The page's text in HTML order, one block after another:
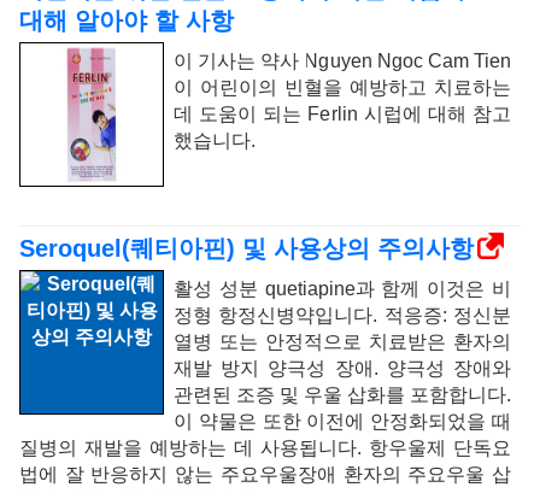
대해 알아야 할 사항
이 기사는 약사 Nguyen Ngoc Cam Tien
이 어린이의 빈혈을 예방하고 치료하는
데 도움이 되는 Ferlin 시럽에 대해 참고
했습니다.
Seroquel(퀘티아핀) 및 사용상의 주의사항
활성 성분 quetiapine과 함께 이것은 비
정형 항정신병약입니다. 적응증: 정신분
열병 또는 안정적으로 치료받은 환자의
재발 방지 양극성 장애. 양극성 장애와
관련된 조증 및 우울 삽화를 포함합니다.
이 약물은 또한 이전에 안정화되었을 때
질병의 재발을 예방하는 데 사용됩니다. 항우울제 단독요
법에 잘 반응하지 않는 주요우울장애 환자의 주요우울 삽